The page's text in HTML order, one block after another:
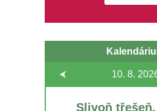
10. 8.
Slivoň